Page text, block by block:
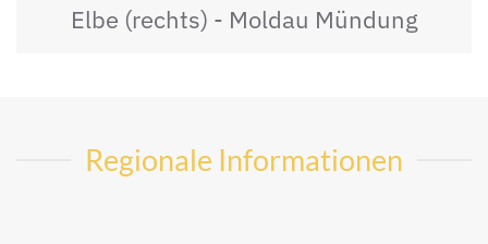
Elbe (rechts) - Moldau Mündung
Regionale Informationen